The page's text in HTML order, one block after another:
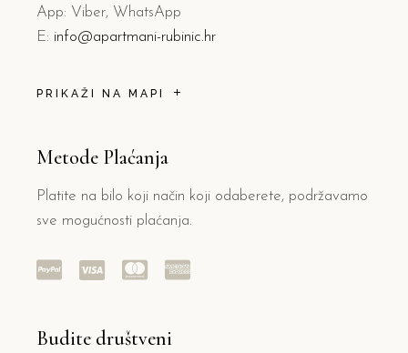
App: Viber, WhatsApp
E: info@apartmani-rubinic.hr
PRIKAŽI NA MAPI
Metode Plaćanja
Platite na bilo koji način koji odaberete, podržavamo
sve mogućnosti plaćanja.
Budite društveni